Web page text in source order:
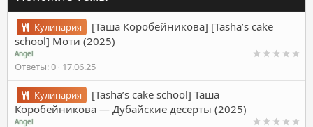
Кулинария
[Таша Коробейникова] [Tasha’s cake
school] Моти (2025)
Angel
Ответы 0 17.06.25
Кулинария
[Tasha’s cake school] Таша
Коробейникова ― Дубайские десерты (2025)
Angel